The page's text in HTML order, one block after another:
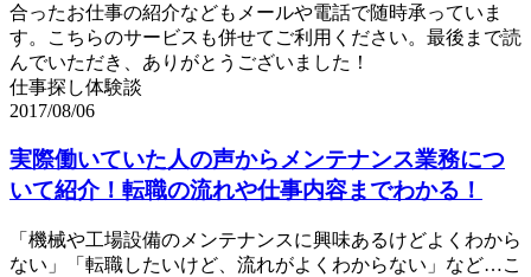
合ったお仕事の紹介などもメールや電話で随時承っていま
す。こちらのサービスも併せてご利用ください。最後まで読
んでいただき、ありがとうございました！
仕事探し体験談
2017/08/06
実際働いていた人の声からメンテナンス業務につ
いて紹介！転職の流れや仕事内容までわかる！
「機械や工場設備のメンテナンスに興味あるけどよくわから
ない」「転職したいけど、流れがよくわからない」など…こ